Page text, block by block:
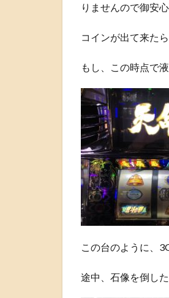
りませんので御安心
コインが出て来た
もし、この時点で
この台のように、
途中、石像を倒し